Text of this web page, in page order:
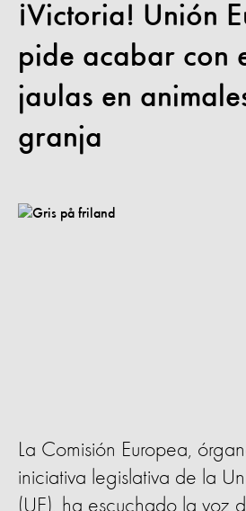
¡Victoria! Unión
pide acabar con
jaulas en
granja
La Comisión Europea,
iniciativa legislativa de la
(UE), ha escuchado la voz